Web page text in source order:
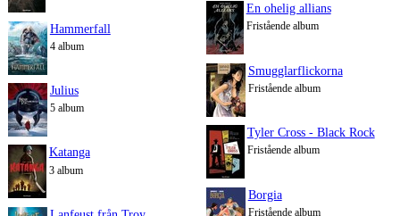
Hammerfall
4 album
Julius
5 album
Katanga
3 album
En ohelig allians
Fristående album
Smugglarflickorna
Fristående album
Tyler Cross - Black Rock
Fristående album
Borgia
Fristående album